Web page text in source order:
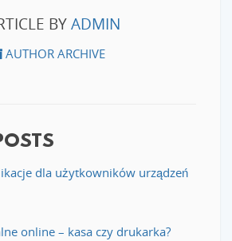
BY ADMIN
AUTHOR ARCHIVE
dla użytkowników urządzeń
online – kasa czy drukarka?